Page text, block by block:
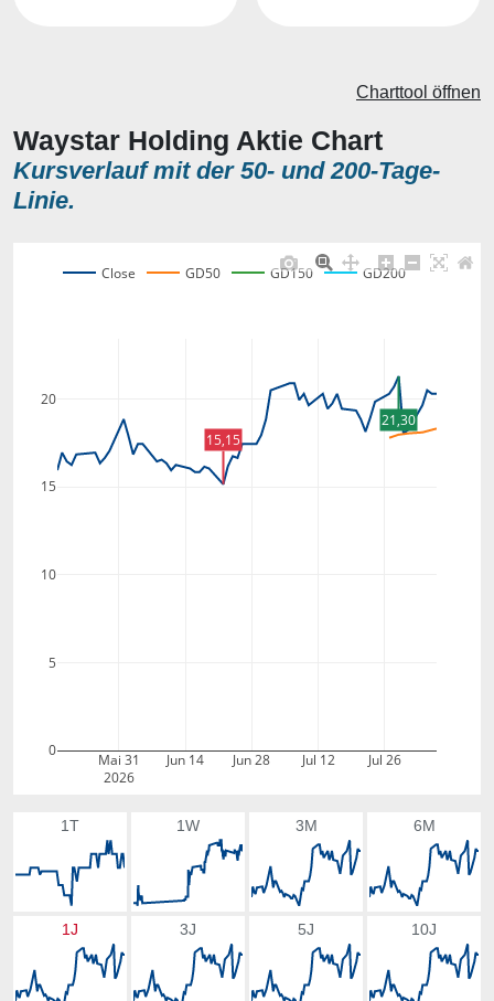
Waystar Holding Aktie Chart
Kursverlauf mit der 50- und 200-Tage-
Linie.
Charttool öffnen
Mai 31
2026
Jun 14 Jun 28 Jul 12 Jul 26
0
5
10
15
20
Close GD50 GD150 GD200
21,30
15,15
1T 1W 3M 6M
1J 3J 5J 10J